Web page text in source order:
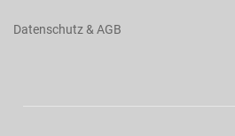
Datenschutz & AGB